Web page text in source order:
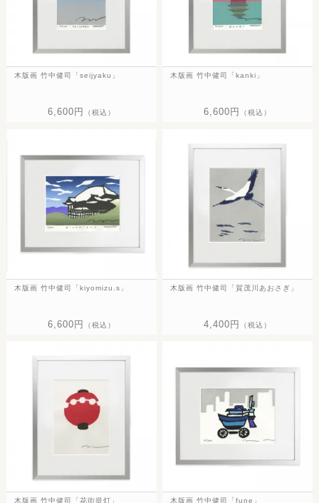
木版画 竹中健司「seijyaku」
6,600円 （税込）
木版画 竹中健司「kanki」
6,600円 （税込）
木版画 竹中健司「kiyomizu.s」
6,600円 （税込）
木版画 竹中健司「賀茂川あおさぎ」
4,400円 （税込）
木版画 竹中健司「花街提灯」 木版画 竹中健司「fune」